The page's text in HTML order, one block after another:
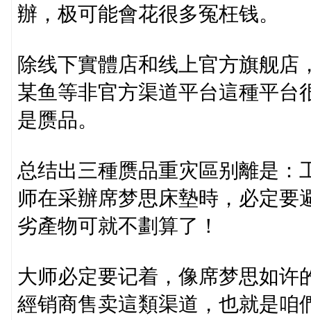
辦，极可能會花很多冤枉钱。
除线下實體店和线上官方旗舰店
某鱼等非官方渠道平台這種平台
是赝品。
总结出三種赝品重灾區别離是：
师在采辦席梦思床墊時，必定要
劣產物可就不劃算了！
大师必定要记着，像席梦思如许
經销商售卖這類渠道，也就是咱